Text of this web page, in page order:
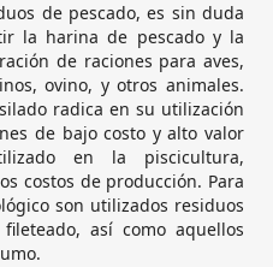
de pescado, es sin duda
la harina de pescado y la
de raciones para aves,
ovino, y otros animales.
radica en su utilización
de bajo costo y alto valor
en la piscicultura,
costos de producción. Para
son utilizados residuos
así como aquellos